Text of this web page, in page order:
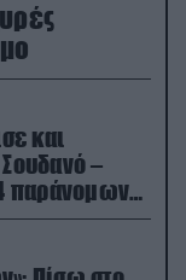
και
–
παράνομων